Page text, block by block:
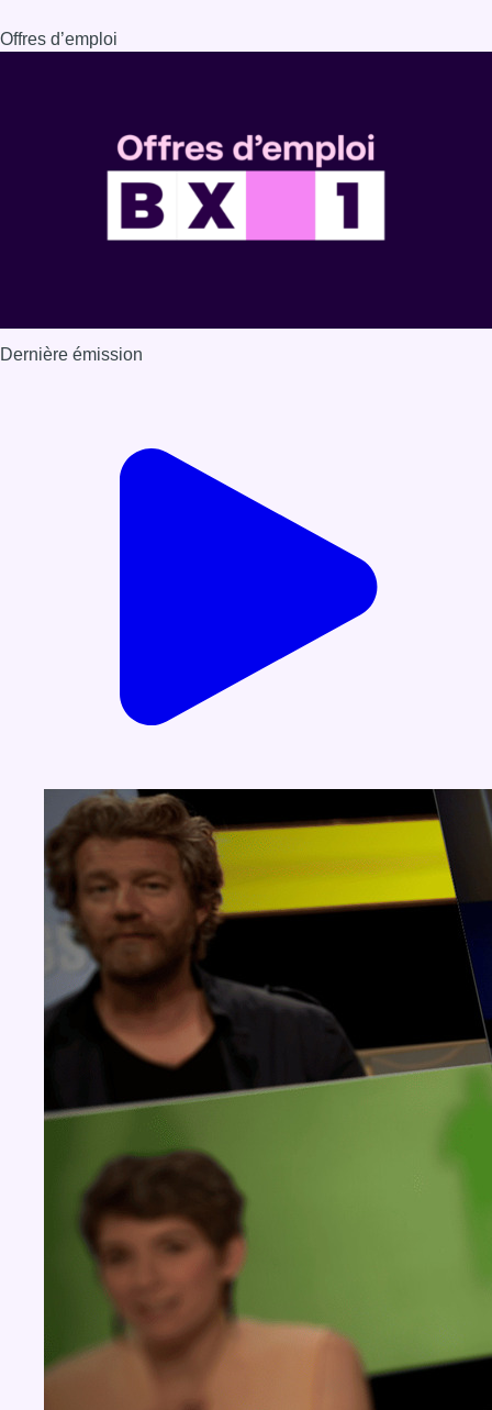
Offres d’emploi
Dernière émission